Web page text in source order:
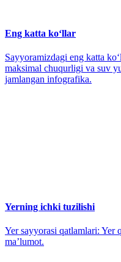
Eng katta koʻllar
Sayyoramizdagi eng katta
maksimal chuqurligi va suv
jamlangan infografika.
Yerning ichki tuzilishi
Yer sayyorasi qatlamlari: Yer
maʼlumot.